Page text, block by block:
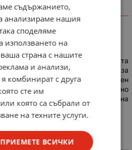
до 5кг TEESA, бяло стъкло
и минимално тегло от 5 g, везната
големи порции храна, така и за
до 1 g уредът позволява прецизен
на съставките, което е особено
всеки грам може да повлияе на
съдържанието,
анализираме нашия
споделяме
използването на
страна с нашите
и анализи,
комбинират с друга
сте им
която са събрали от
на техните услуги.
ПРИЕМЕТЕ ВСИЧКИ